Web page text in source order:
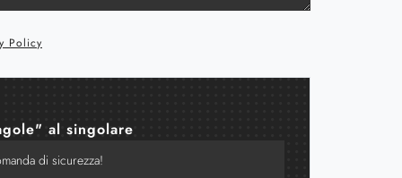
Policy
al singolare